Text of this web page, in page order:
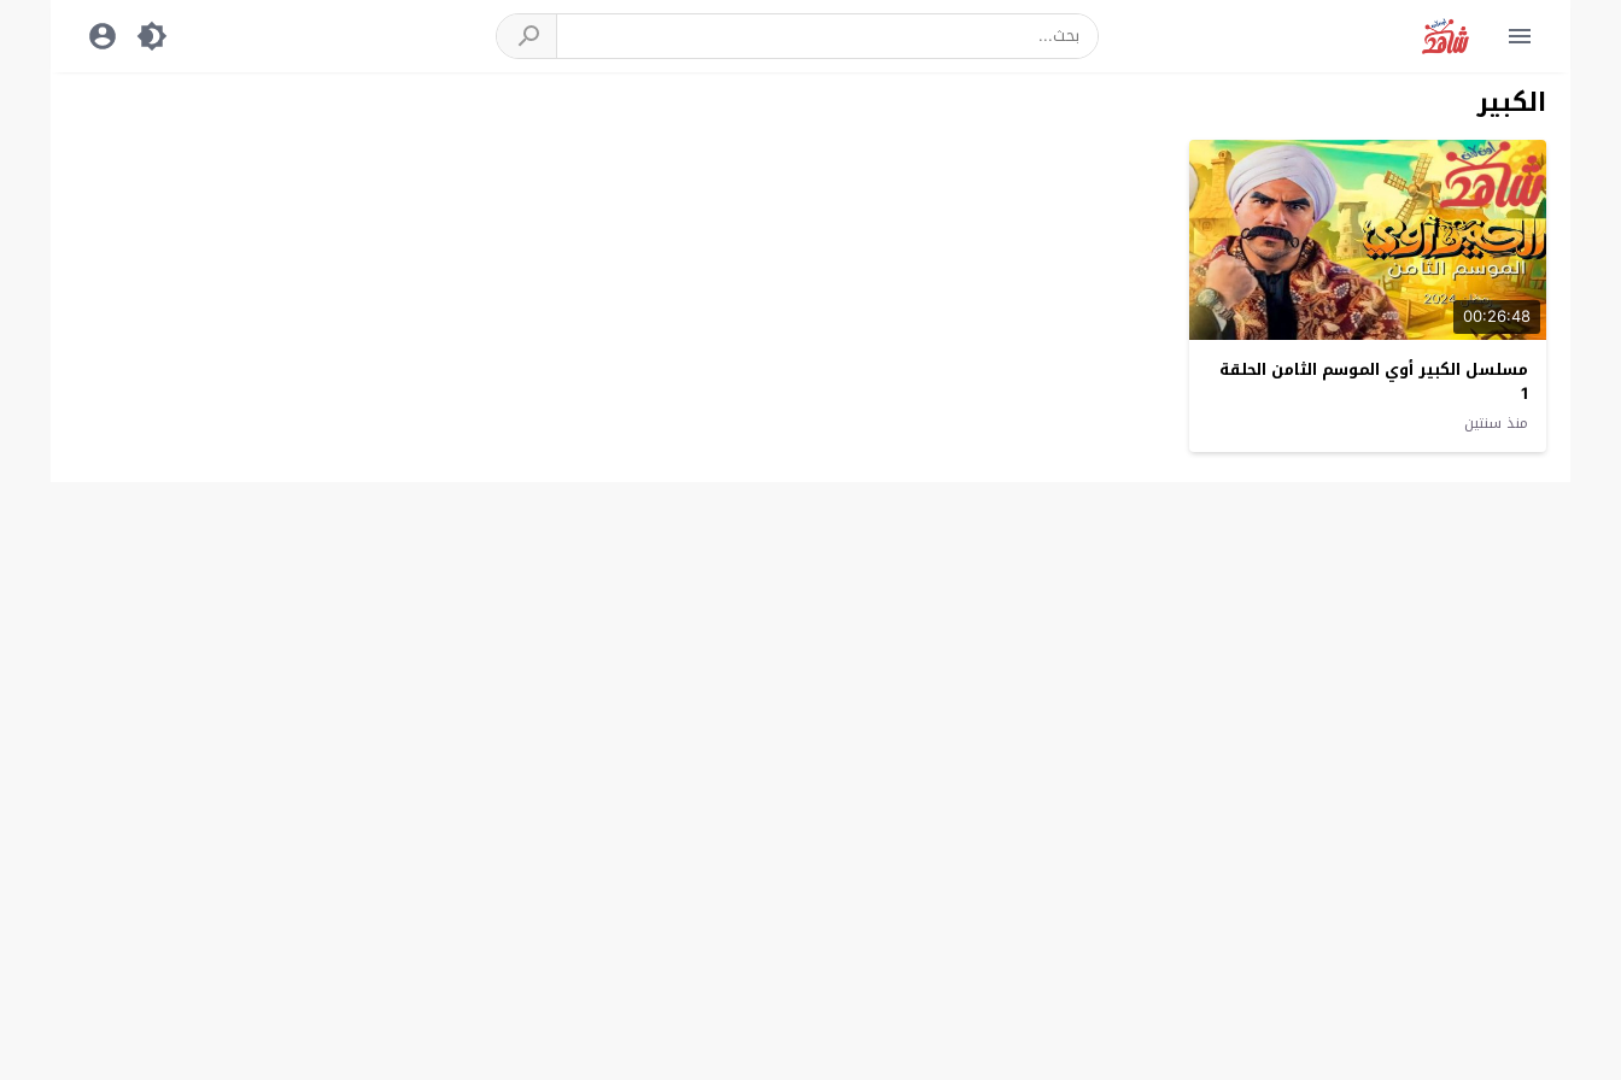
الكبير
00:26:48
مسلسل الكبير أوي الموسم الثامن الحلقة
1
منذ سنتين